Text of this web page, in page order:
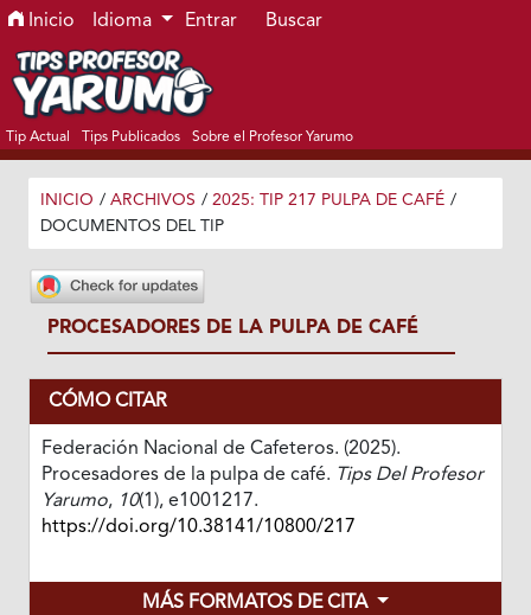
Ir al menú de navegación principal
Ir al contenido principal
Ir al pie de página del sitio
Inicio Idioma Entrar Buscar
Tip Actual Tips Publicados Sobre el Profesor Yarumo
INICIO / ARCHIVOS / 2025: TIP 217 PULPA DE CAFÉ /
DOCUMENTOS DEL TIP
PROCESADORES DE LA PULPA DE CAFÉ
CÓMO CITAR
Federación Nacional de Cafeteros. (2025).
Procesadores de la pulpa de café. Tips Del Profesor
Yarumo, 10(1), e1001217.
https://doi.org/10.38141/10800/217
MÁS FORMATOS DE CITA